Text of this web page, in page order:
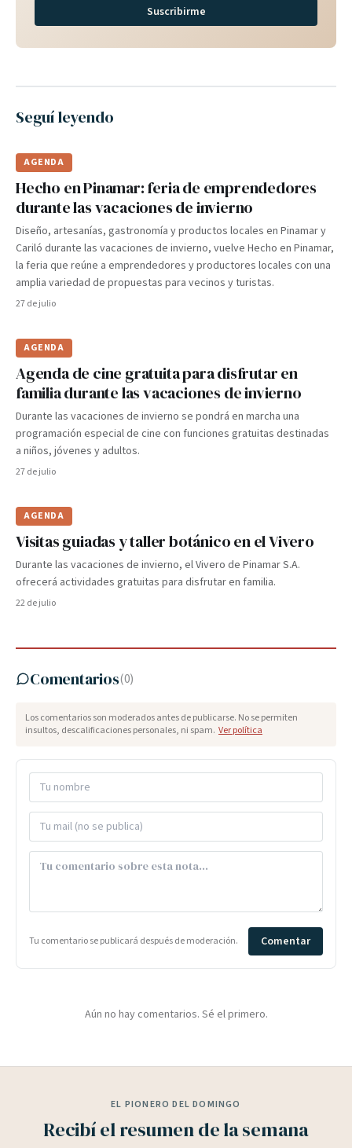
Suscribirme
Seguí leyendo
AGENDA
Hecho en Pinamar: feria de emprendedores
durante las vacaciones de invierno
Diseño, artesanías, gastronomía y productos locales en Pinamar y
Cariló durante las vacaciones de invierno, vuelve Hecho en Pinamar,
la feria que reúne a emprendedores y productores locales con una
amplia variedad de propuestas para vecinos y turistas.
27 de julio
AGENDA
Agenda de cine gratuita para disfrutar en
familia durante las vacaciones de invierno
Durante las vacaciones de invierno se pondrá en marcha una
programación especial de cine con funciones gratuitas destinadas
a niños, jóvenes y adultos.
27 de julio
AGENDA
Visitas guiadas y taller botánico en el Vivero
Durante las vacaciones de invierno, el Vivero de Pinamar S.A.
ofrecerá actividades gratuitas para disfrutar en familia.
22 de julio
Comentarios(0)
Los comentarios son moderados antes de publicarse. No se permiten
insultos, descalificaciones personales, ni spam. Ver política
Tu comentario se publicará después de moderación. Comentar
Aún no hay comentarios. Sé el primero.
EL PIONERO DEL DOMINGO
Recibí el resumen de la semana